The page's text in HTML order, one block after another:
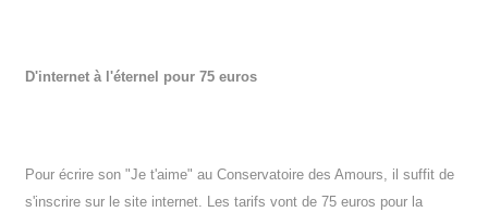
D'internet à l'éternel pour 75 euros
Pour écrire son "Je t'aime" au Conservatoire des Amours, il suffit de
s'inscrire sur le site internet. Les tarifs vont de 75 euros pour la